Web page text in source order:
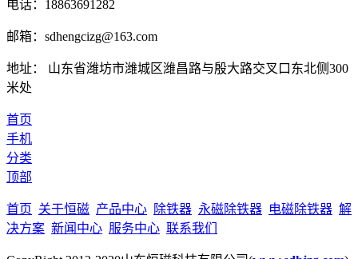
电话：18863691282
邮箱：sdhengcizg@163.com
地址： 山东省潍坊市潍城区潍昌路与殷大路交叉口东北侧300
米处
首页
手机
分类
顶部
首页 关于恒磁 产品中心 除铁器 永磁除铁器 电磁除铁器 解
决方案 新闻中心 服务中心 联系我们